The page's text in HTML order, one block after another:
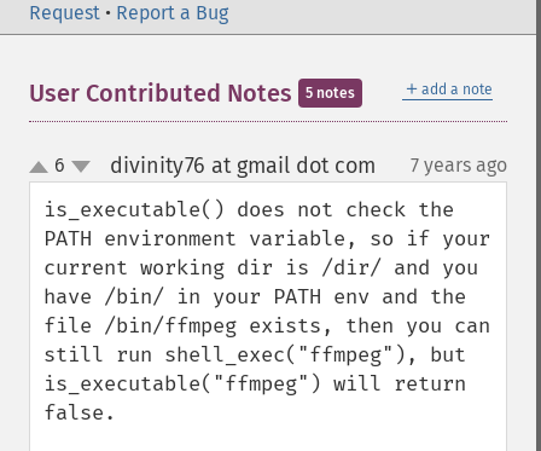
Request • Report a Bug
＋ add a note
User Contributed Notes 5 notes
up
down
6 divinity76 at gmail dot com 7 years ago
is_executable() does not check the
PATH environment variable, so if your
current working dir is /dir/ and you
have /bin/ in your PATH env and the
file /bin/ffmpeg exists, then you can
still run shell_exec("ffmpeg"), but
is_executable("ffmpeg") will return
false.